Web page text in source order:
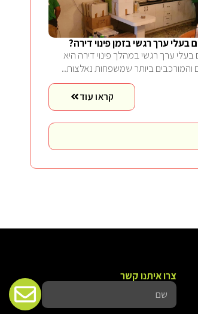
ערך רגשי בזמן פינוי דירה?
ערך רגשי במהלך פינוי דירה היא
ביותר שמשפחות נאלצות..
קראו עוד
צרו איתנו קשר